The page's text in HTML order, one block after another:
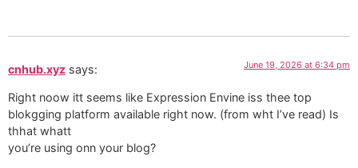
cnhub.xyz says: June 19, 2026 at 6:34 pm
Right noow itt seems like Expression Envine iss thee top
blokgging platform available right now. (from wht I’ve read) Is
thhat whatt
you’re using onn your blog?